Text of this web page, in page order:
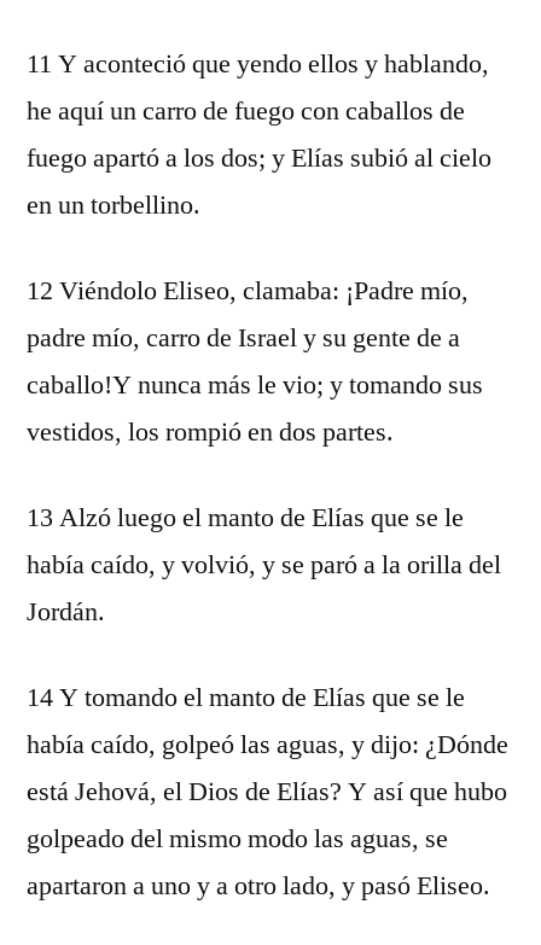
11 Y aconteció que yendo ellos y hablando,
he aquí un carro de fuego con caballos de
fuego apartó a los dos; y Elías subió al cielo
en un torbellino.
12 Viéndolo Eliseo, clamaba: ¡Padre mío,
padre mío, carro de Israel y su gente de a
caballo!Y nunca más le vio; y tomando sus
vestidos, los rompió en dos partes.
13 Alzó luego el manto de Elías que se le
había caído, y volvió, y se paró a la orilla del
Jordán.
14 Y tomando el manto de Elías que se le
había caído, golpeó las aguas, y dijo: ¿Dónde
está Jehová, el Dios de Elías? Y así que hubo
golpeado del mismo modo las aguas, se
apartaron a uno y a otro lado, y pasó Eliseo.